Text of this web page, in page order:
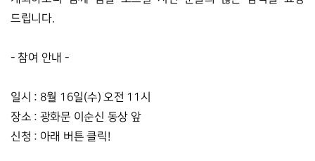
드립니다.
- 참여 안내 -
일시 : 8월 16일(수) 오전 11시
장소 : 광화문 이순신 동상 앞
신청 : 아래 버튼 클릭!